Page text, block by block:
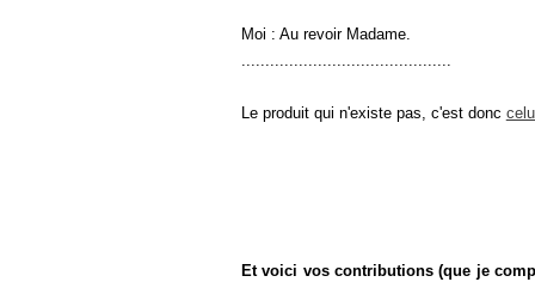
Moi : Au revoir Madame.
............................................
Le produit qui n'existe pas, c'est donc
Et voici vos contributions (que je